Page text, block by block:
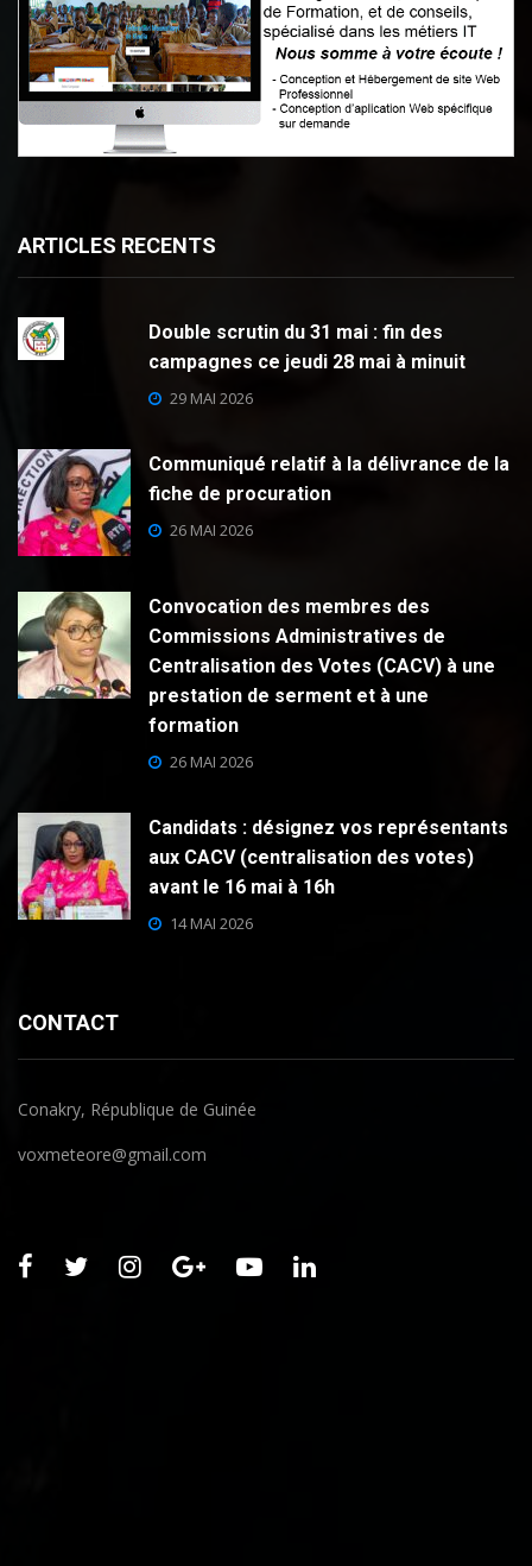
ARTICLES RECENTS
Double scrutin du 31 mai : fin des
campagnes ce jeudi 28 mai à minuit
29 MAI 2026
Communiqué relatif à la délivrance de la
fiche de procuration
26 MAI 2026
Convocation des membres des
Commissions Administratives de
Centralisation des Votes (CACV) à une
prestation de serment et à une
formation
26 MAI 2026
Candidats : désignez vos représentants
aux CACV (centralisation des votes)
avant le 16 mai à 16h
14 MAI 2026
CONTACT
Conakry, République de Guinée
voxmeteore@gmail.com